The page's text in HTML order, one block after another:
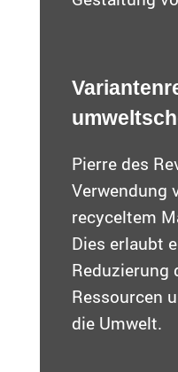
Pierre des
Verwendung
recyceltem
Dies erlaubt
Reduzierung
Ressourcen
die Umwelt.